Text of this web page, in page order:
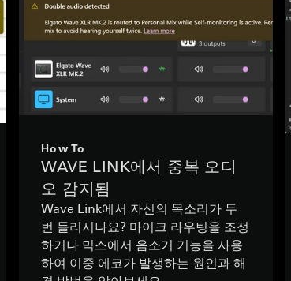
How To
WAVE LINK에서 중복 오디
오 감지됨
Wave Link에서 자신의 목소리가 두
번 들리시나요? 마이크 라우팅을 조정
하거나 믹스에서 음소거 기능을 사용
하여 이중 에코가 발생하는 원인과 해